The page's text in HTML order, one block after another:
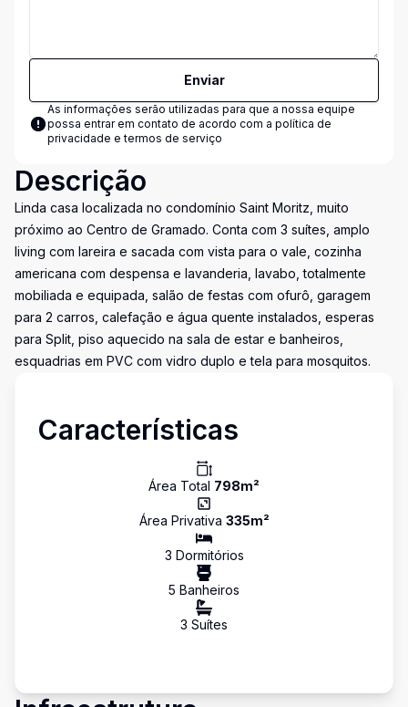
Enviar
As informações serão utilizadas para que a nossa equipe
possa entrar em contato de acordo com a política de
privacidade e termos de serviço
Descrição
Linda casa localizada no condomínio Saint Moritz, muito
próximo ao Centro de Gramado. Conta com 3 suítes, amplo
living com lareira e sacada com vista para o vale, cozinha
americana com despensa e lavanderia, lavabo, totalmente
mobiliada e equipada, salão de festas com ofurô, garagem
para 2 carros, calefação e água quente instalados, esperas
para Split, piso aquecido na sala de estar e banheiros,
esquadrias em PVC com vidro duplo e tela para mosquitos.
Características
Área Total 798m²
Área Privativa 335m²
3 Dormitórios
5 Banheiros
3 Suítes